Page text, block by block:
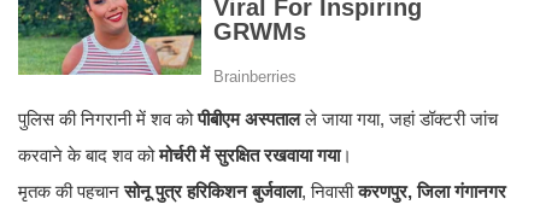
पुलिस की निगरानी में शव कोपीबीएम अस्पतालले जाया गया, जहां डॉक्टरी जांच
करवाने के बाद शव कोमोर्चरी में सुरक्षित रखवाया गया।
मृतक की पहचानसोनू पुत्र हरिकिशन बुर्जवाला, निवासीकरणपुर, जिला गंगानगर